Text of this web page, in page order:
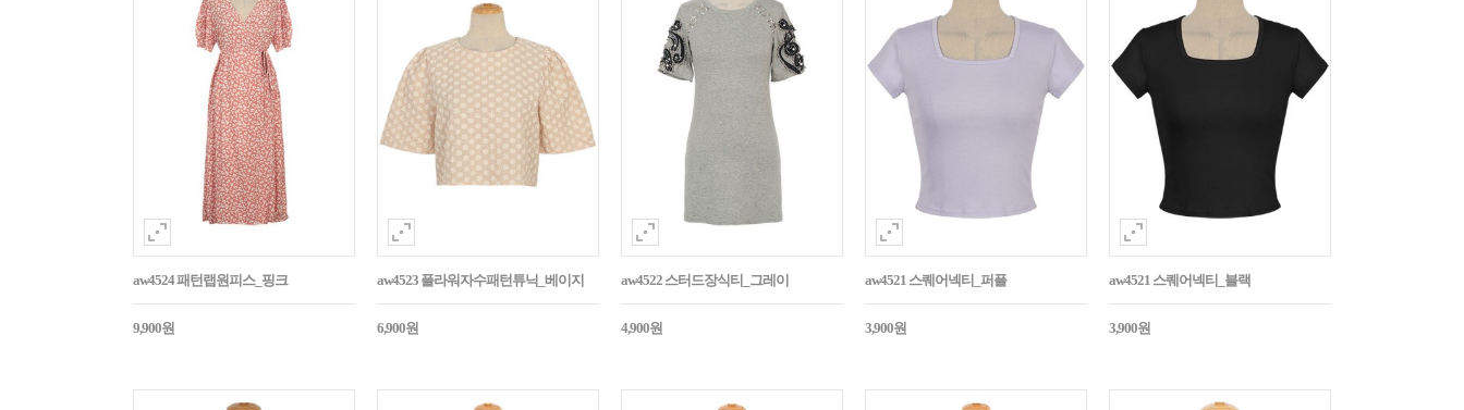
aw4524 패턴랩원피스_핑크
9,900원
aw4523 플라워자수패턴튜닉_베이지
6,900원
aw4522 스터드장식티_그레이
4,900원
aw4521 스퀘어넥티_퍼플
3,900원
aw4521 스퀘어넥티_블랙
3,900원